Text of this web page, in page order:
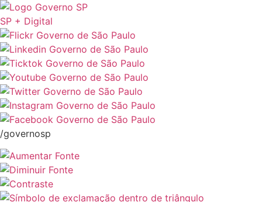
SP + Digital
/governosp